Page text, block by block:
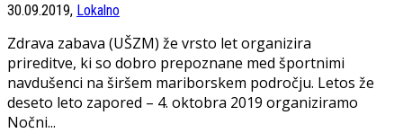
30.09.2019, Lokalno
Zdrava zabava (UŠZM) že vrsto let organizira
prireditve, ki so dobro prepoznane med športnimi
navdušenci na širšem mariborskem področju. Letos že
deseto leto zapored – 4. oktobra 2019 organiziramo
Nočni...